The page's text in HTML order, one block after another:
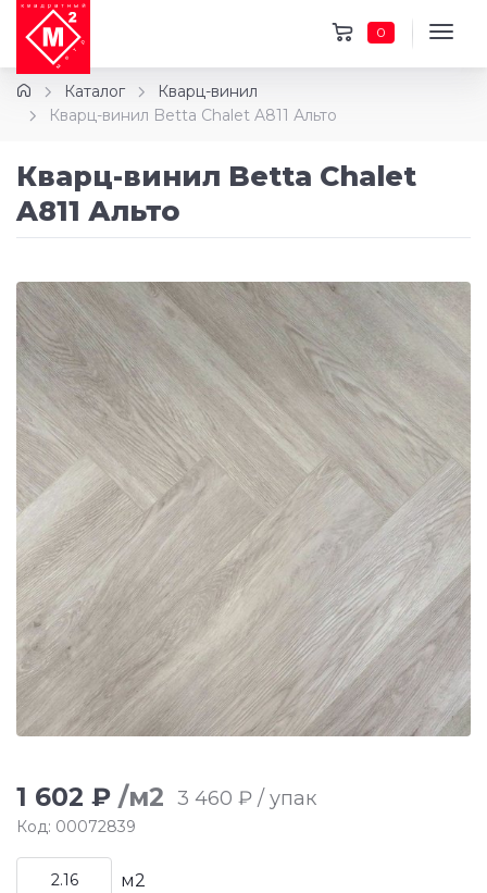
0
Каталог
Кварц-винил
Кварц-винил Betta Chalet A811 Альто
Кварц-винил Betta Chalet
A811 Альто
1 602 ₽ /м2 3 460 ₽ / упак
Код: 00072839
м2